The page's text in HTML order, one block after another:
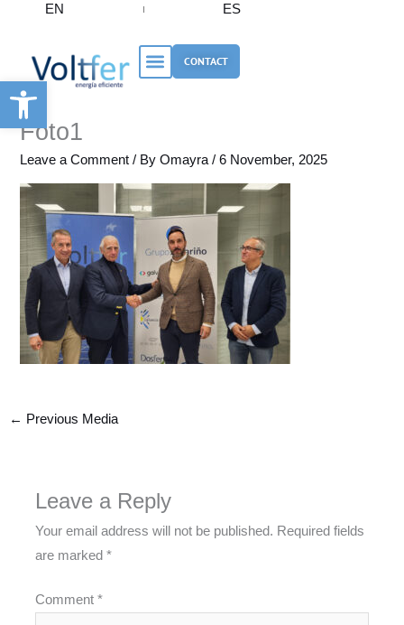
Open toolbar
content
EN ES
CONTACT
Foto1
Leave a Comment / ByOmayra/6 November, 2025
← Previous Media
Leave a Reply
Your email address will not be published. Required fields
are marked*
Comment*